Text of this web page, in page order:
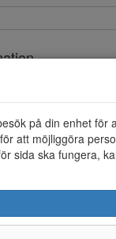
på din enhet för
att möjliggöra
sida ska fungera,